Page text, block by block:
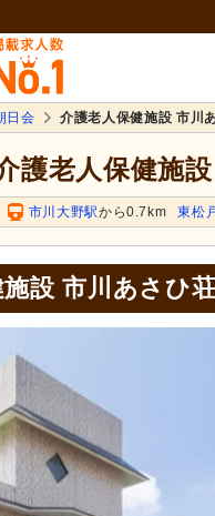
日会 介護老人保健施設 市川
護老人保健施
市川大野駅から0.7km 東松
設 市川あさひ